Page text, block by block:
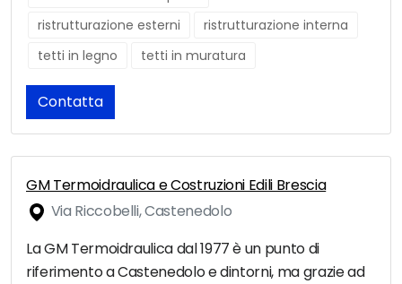
ristrutturazione esterni
ristrutturazione interna
tetti in legno
tetti in muratura
Contatta
GM Termoidraulica e Costruzioni Edili Brescia
Via Riccobelli, Castenedolo
La GM Termoidraulica dal 1977 è un punto di
riferimento a Castenedolo e dintorni, ma grazie ad